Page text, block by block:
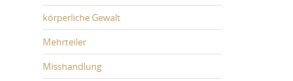
körperliche Gewalt
Mehrteiler
Misshandlung